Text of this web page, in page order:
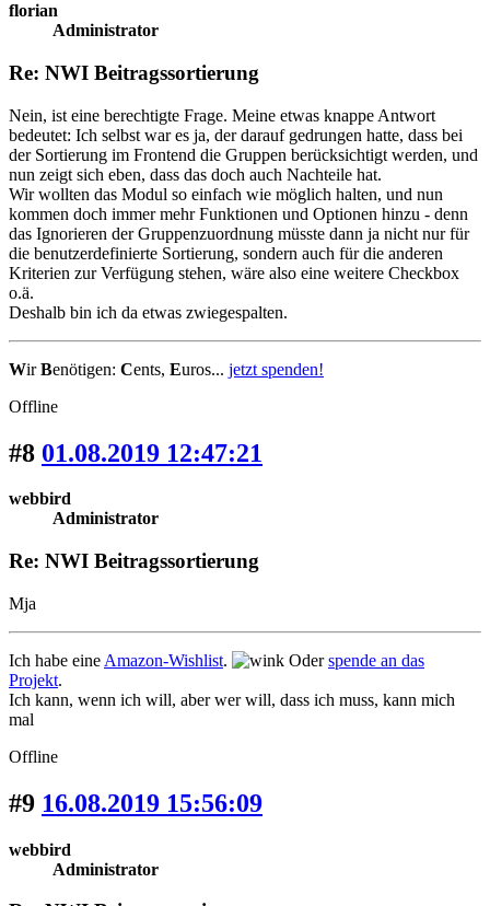
florian
Administrator
Re: NWI Beitragssortierung
Nein, ist eine berechtigte Frage. Meine etwas knappe Antwort
bedeutet: Ich selbst war es ja, der darauf gedrungen hatte, dass bei
der Sortierung im Frontend die Gruppen berücksichtigt werden, und
nun zeigt sich eben, dass das doch auch Nachteile hat.
Wir wollten das Modul so einfach wie möglich halten, und nun
kommen doch immer mehr Funktionen und Optionen hinzu - denn
das Ignorieren der Gruppenzuordnung müsste dann ja nicht nur für
die benutzerdefinierte Sortierung, sondern auch für die anderen
Kriterien zur Verfügung stehen, wäre also eine weitere Checkbox
o.ä.
Deshalb bin ich da etwas zwiegespalten.
WirBenötigen: Cents, Euros... jetzt spenden!
Offline
#8 01.08.2019 12:47:21
webbird
Administrator
Re: NWI Beitragssortierung
Mja
Ich habe eine Amazon-Wishlist. Oderspende an das
Projekt.
Ich kann, wenn ich will, aber wer will, dass ich muss, kann mich
mal
Offline
#9 16.08.2019 15:56:09
webbird
Administrator